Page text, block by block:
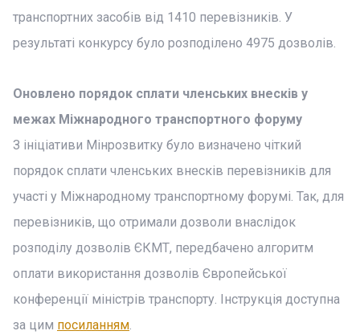
транспортних засобів від 1410 перевізників. У
результаті конкурсу було розподілено 4975 дозволів.
Оновлено порядок сплати членських внесків у
межах Міжнародного транспортного форуму
З ініціативи Мінрозвитку було визначено чіткий
порядок сплати членських внесків перевізників для
участі у Міжнародному транспортному форумі. Так, для
перевізників, що отримали дозволи внаслідок
розподілу дозволів ЄКМТ, передбачено алгоритм
оплати використання дозволів Європейської
конференції міністрів транспорту. Інструкція доступна
за цим посиланням.